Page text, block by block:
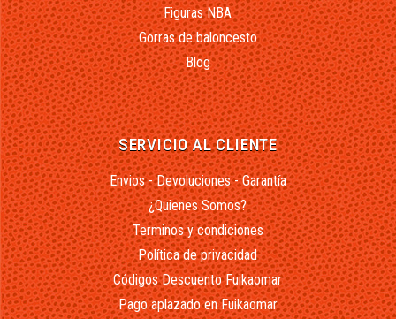
Figuras NBA
Gorras de baloncesto
Blog
SERVICIO AL CLIENTE
Envios - Devoluciones - Garantía
¿Quienes Somos?
Terminos y condiciones
Política de privacidad
Códigos Descuento Fuikaomar
Pago aplazado en Fuikaomar